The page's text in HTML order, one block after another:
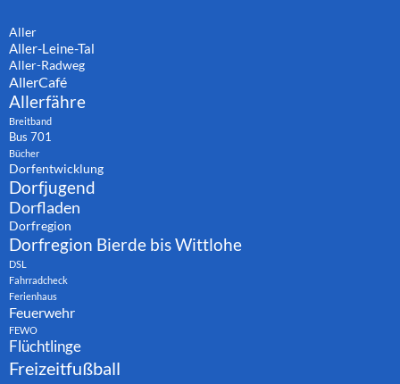
Aller
Aller-Leine-Tal
Aller-Radweg
AllerCafé
Allerfähre
Breitband
Bus 701
Bücher
Dorfentwicklung
Dorfjugend
Dorfladen
Dorfregion
Dorfregion Bierde bis Wittlohe
DSL
Fahrradcheck
Ferienhaus
Feuerwehr
FEWO
Flüchtlinge
Freizeitfußball